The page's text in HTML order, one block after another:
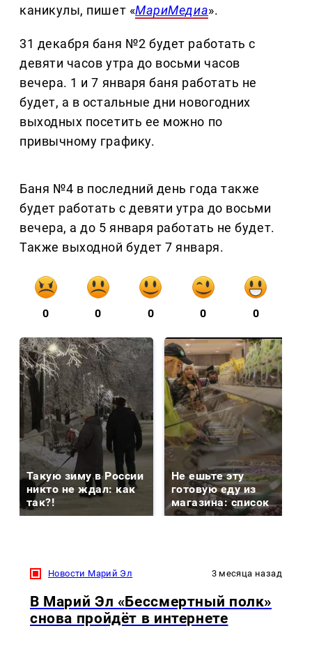
каникулы, пишет «МариМедиа».
31 декабря баня №2 будет работать с
девяти часов утра до восьми часов
вечера. 1 и 7 января баня работать не
будет, а в остальные дни новогодних
выходных посетить ее можно по
привычному графику.
Баня №4 в последний день года также
будет работать с девяти утра до восьми
вечера, а до 5 января работать не будет.
Также выходной будет 7 января.
0 0 0 0 0
Такую зиму в России
никто не ждал: как
так?!
Не ешьте эту
готовую еду из
магазина: список
Новости Марий Эл 3 месяца назад
В Марий Эл «Бессмертный полк»
снова пройдёт в интернете